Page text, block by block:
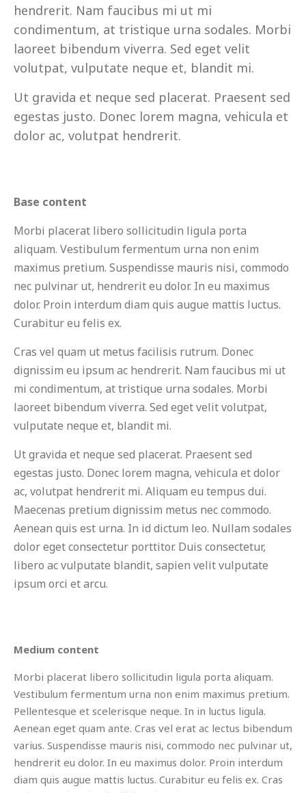
hendrerit. Nam faucibus mi ut mi
condimentum, at tristique urna sodales. Morbi
laoreet bibendum viverra. Sed eget velit
volutpat, vulputate neque et, blandit mi.
Ut gravida et neque sed placerat. Praesent sed
egestas justo. Donec lorem magna, vehicula et
dolor ac, volutpat hendrerit.
Base content
Morbi placerat libero sollicitudin ligula porta
aliquam. Vestibulum fermentum urna non enim
maximus pretium. Suspendisse mauris nisi, commodo
nec pulvinar ut, hendrerit eu dolor. In eu maximus
dolor. Proin interdum diam quis augue mattis luctus.
Curabitur eu felis ex.
Cras vel quam ut metus facilisis rutrum. Donec
dignissim eu ipsum ac hendrerit. Nam faucibus mi ut
mi condimentum, at tristique urna sodales. Morbi
laoreet bibendum viverra. Sed eget velit volutpat,
vulputate neque et, blandit mi.
Ut gravida et neque sed placerat. Praesent sed
egestas justo. Donec lorem magna, vehicula et dolor
ac, volutpat hendrerit mi. Aliquam eu tempus dui.
Maecenas pretium dignissim metus nec commodo.
Aenean quis est urna. In id dictum leo. Nullam sodales
dolor eget consectetur porttitor. Duis consectetur,
libero ac vulputate blandit, sapien velit vulputate
ipsum orci et arcu.
Medium content
Morbi placerat libero sollicitudin ligula porta aliquam.
Vestibulum fermentum urna non enim maximus pretium.
Pellentesque et scelerisque neque. In in luctus ligula.
Aenean eget quam ante. Cras vel erat ac lectus bibendum
varius. Suspendisse mauris nisi, commodo nec pulvinar ut,
hendrerit eu dolor. In eu maximus dolor. Proin interdum
diam quis augue mattis luctus. Curabitur eu felis ex. Cras